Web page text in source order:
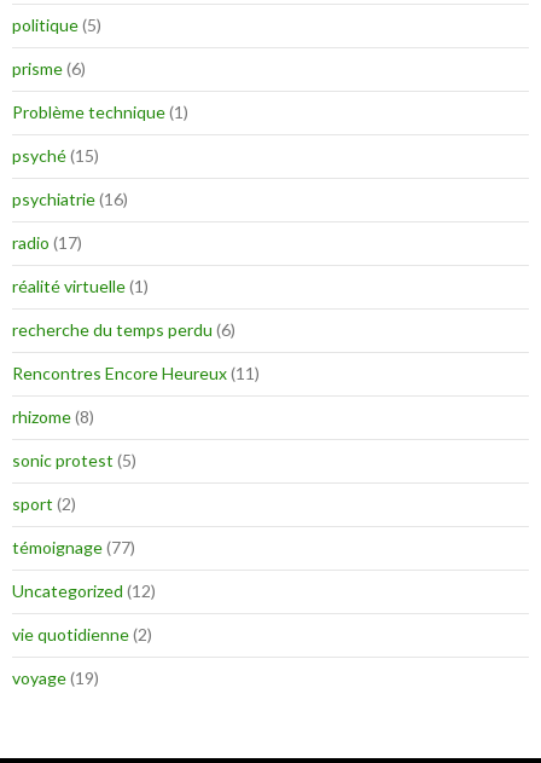
politique(5)
prisme(6)
Problème technique(1)
psyché(15)
psychiatrie(16)
radio (17)
réalité virtuelle(1)
recherche du temps perdu (6)
Rencontres Encore Heureux(11)
rhizome(8)
sonic protest (5)
sport (2)
témoignage(77)
Uncategorized (12)
vie quotidienne(2)
voyage(19)